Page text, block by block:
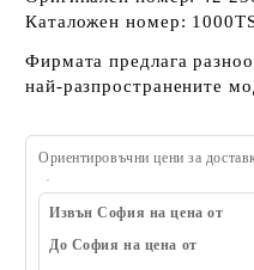
Каталожен номер:
Фирмата предлага
най-разпространените
Ориентировъчни цени за
Извън София на цена от
До София на цена от